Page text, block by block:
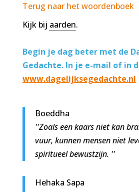
Terug naar het woordenboek
Kijk bij aarden.
Begin je dag beter met de
Gedachte. In je e-mail of in
www.dagelijksegedachte.nl
Boeddha
''Zoals een kaars niet kan
vuur, kunnen mensen niet
spiritueel bewustzijn. ''
Hehaka Sapa